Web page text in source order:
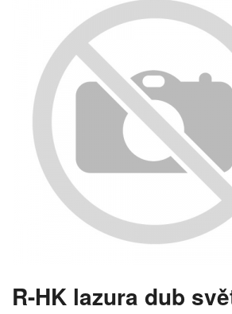
R-HK lazura dub